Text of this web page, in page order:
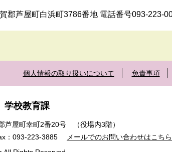
郡芦屋町白浜町3786番地 電話番号093-223-
個人情報の取り扱いについて 免責事項
校教育課
芦屋町幸町2番20号 （役場内3階）
：093-223-3885
メールでのお問い合わせはこちら